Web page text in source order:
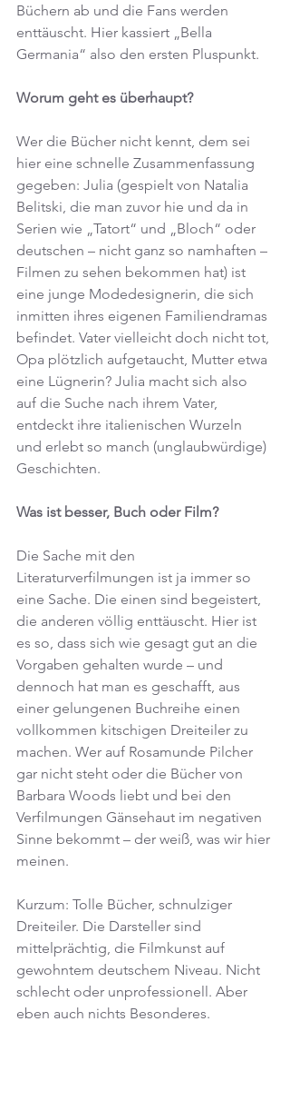
Büchern ab und die Fans werden
enttäuscht. Hier kassiert „Bella
Germania“ also den ersten Pluspunkt.
Worum geht es überhaupt?
Wer die Bücher nicht kennt, dem sei
hier eine schnelle Zusammenfassung
gegeben: Julia (gespielt von Natalia
Belitski, die man zuvor hie und da in
Serien wie „Tatort“ und „Bloch“ oder
deutschen – nicht ganz so namhaften –
Filmen zu sehen bekommen hat) ist
eine junge Modedesignerin, die sich
inmitten ihres eigenen Familiendramas
befindet. Vater vielleicht doch nicht tot,
Opa plötzlich aufgetaucht, Mutter etwa
eine Lügnerin? Julia macht sich also
auf die Suche nach ihrem Vater,
entdeckt ihre italienischen Wurzeln
und erlebt so manch (unglaubwürdige)
Geschichten.
Was ist besser, Buch oder Film?
Die Sache mit den
Literaturverfilmungen ist ja immer so
eine Sache. Die einen sind begeistert,
die anderen völlig enttäuscht. Hier ist
es so, dass sich wie gesagt gut an die
Vorgaben gehalten wurde – und
dennoch hat man es geschafft, aus
einer gelungenen Buchreihe einen
vollkommen kitschigen Dreiteiler zu
machen. Wer auf Rosamunde Pilcher
gar nicht steht oder die Bücher von
Barbara Woods liebt und bei den
Verfilmungen Gänsehaut im negativen
Sinne bekommt – der weiß, was wir hier
meinen.
Kurzum: Tolle Bücher, schnulziger
Dreiteiler. Die Darsteller sind
mittelprächtig, die Filmkunst auf
gewohntem deutschem Niveau. Nicht
schlecht oder unprofessionell. Aber
eben auch nichts Besonderes.